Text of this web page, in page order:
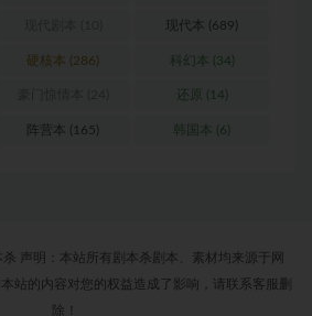
现代本 (689)
硬核本 (286) 科幻本 (34)
还原 (14)
阵营本 (165) 韩国本 (6)
声明：本站所有剧本杀剧本、素材均来源于网
站的内容对您的权益造成了影响，请联系客服删
除！